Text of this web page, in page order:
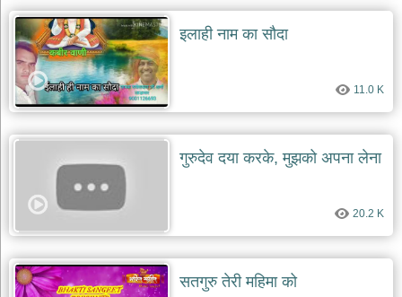
इलाही नाम का सौदा
11.0 K
गुरुदेव दया करके, मुझको अपना लेना
20.2 K
सतगुरु तेरी महिमा को